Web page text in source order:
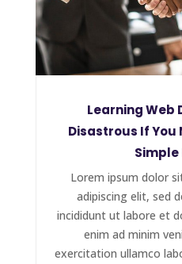
Learning Web
Disastrous If You
Simple
Lorem ipsum dolor
adipiscing elit, sed
incididunt ut labore et
enim ad minim
exercitation ullamco